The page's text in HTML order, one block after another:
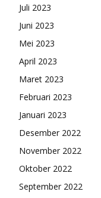
Juli 2023
Juni 2023
Mei 2023
April 2023
Maret 2023
Februari 2023
Januari 2023
Desember 2022
November 2022
Oktober 2022
September 2022